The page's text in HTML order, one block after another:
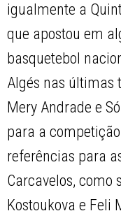
igualmente a
que apostou em
basquetebol
Algés nas últimas
Mery Andrade e
para a
referências para
Carcavelos, como
Kostoukova e Feli